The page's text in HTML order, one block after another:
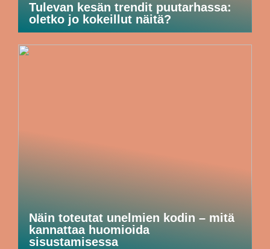
Tulevan kesän trendit puutarhassa:
oletko jo kokeillut näitä?
Näin toteutat unelmien kodin – mitä
kannattaa huomioida
sisustamisessa